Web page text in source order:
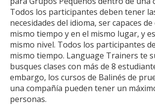
Todos los participantes deben tener
necesidades del idioma, ser capaces
mismo tiempo y en el mismo lugar, y
mismo nivel. Todos los participantes
mismo tiempo. Language Trainers te
busques clases con más de 8
embargo, los cursos de Balinés de
una compañía pueden tener un
personas.